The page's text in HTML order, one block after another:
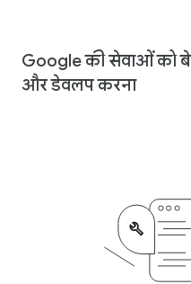
Google की सेवाओं को
और डेवलप करना